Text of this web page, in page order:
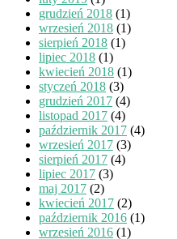
grudzień 2018 (1)
wrzesień 2018 (1)
sierpień 2018 (1)
lipiec 2018 (1)
kwiecień 2018 (1)
styczeń 2018 (3)
grudzień 2017 (4)
listopad 2017 (4)
październik 2017 (4)
wrzesień 2017 (3)
sierpień 2017 (4)
lipiec 2017 (3)
maj 2017 (2)
kwiecień 2017 (2)
październik 2016 (1)
wrzesień 2016 (1)